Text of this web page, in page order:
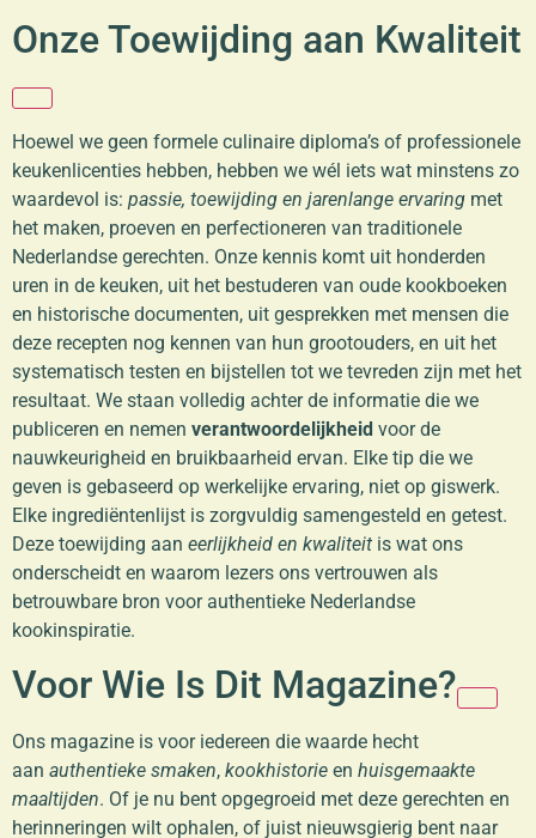
Onze Toewijding aan Kwaliteit
Hoewel we geen formele culinaire diploma’s of professionele
keukenlicenties hebben, hebben we wél iets wat minstens zo
waardevol is: passie, toewijding en jarenlange ervaring met
het maken, proeven en perfectioneren van traditionele
Nederlandse gerechten. Onze kennis komt uit honderden
uren in de keuken, uit het bestuderen van oude kookboeken
en historische documenten, uit gesprekken met mensen die
deze recepten nog kennen van hun grootouders, en uit het
systematisch testen en bijstellen tot we tevreden zijn met het
resultaat. We staan volledig achter de informatie die we
publiceren en nemen verantwoordelijkheid voor de
nauwkeurigheid en bruikbaarheid ervan. Elke tip die we
geven is gebaseerd op werkelijke ervaring, niet op giswerk.
Elke ingrediëntenlijst is zorgvuldig samengesteld en getest.
Deze toewijding aan eerlijkheid en kwaliteit is wat ons
onderscheidt en waarom lezers ons vertrouwen als
betrouwbare bron voor authentieke Nederlandse
kookinspiratie.
Voor Wie Is Dit Magazine?
Ons magazine is voor iedereen die waarde hecht
aan authentieke smaken, kookhistorie en huisgemaakte
maaltijden. Of je nu bent opgegroeid met deze gerechten en
herinneringen wilt ophalen, of juist nieuwsgierig bent naar